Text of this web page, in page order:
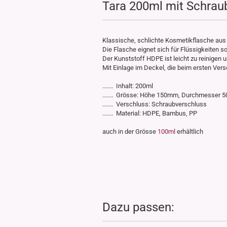
Tara 200ml mit
Klassische, schlichte Kosmetikflasche
Die Flasche eignet sich für Flüssigkeiten
Der Kunststoff HDPE ist leicht zu reinigen
Mit Einlage im Deckel, die beim ersten
....... Inhalt: 200ml
....... Grösse: Höhe 150mm, Durchmesser
....... Verschluss: Schraubverschluss
....... Material: HDPE, Bambus, PP
auch in der Grösse 100ml erhältlich
Dazu passen: